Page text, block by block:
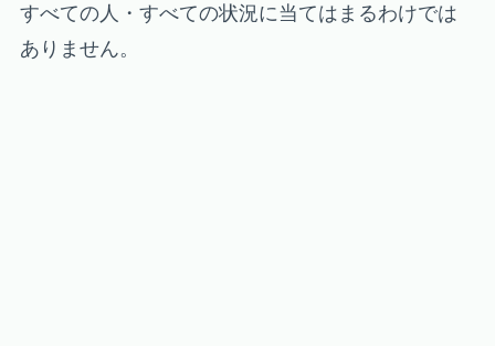
すべての人・すべての状況に当てはまるわけでは
ありません。